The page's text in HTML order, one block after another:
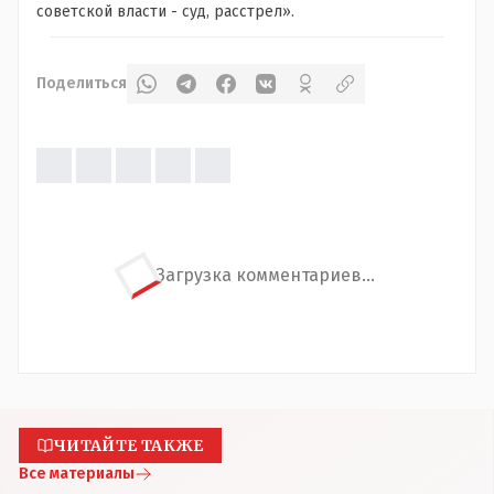
советской власти - суд, расстрел».
Поделиться
Загрузка комментариев...
ЧИТАЙТЕ ТАКЖЕ
Все материалы